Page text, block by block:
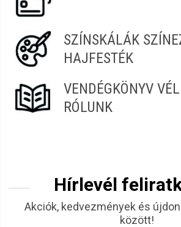
SZÍNSKÁLÁK
HAJFESTÉK
VENDÉGKÖNYV
RÓLUNK
Hírlevél
Akciók, kedvezmények és
között!